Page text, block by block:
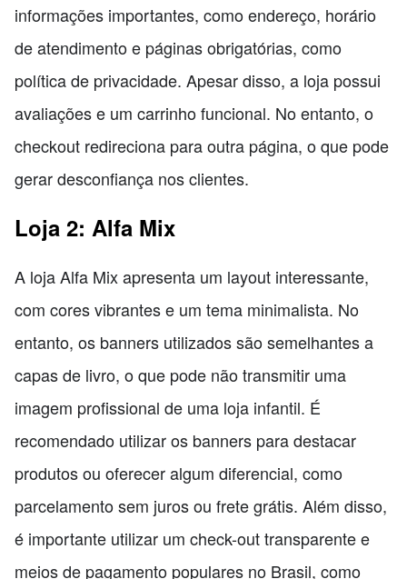
informações importantes, como endereço, horário
de atendimento e páginas obrigatórias, como
política de privacidade. Apesar disso, a loja possui
avaliações e um carrinho funcional. No entanto, o
checkout redireciona para outra página, o que pode
gerar desconfiança nos clientes.
Loja 2: Alfa Mix
A loja Alfa Mix apresenta um layout interessante,
com cores vibrantes e um tema minimalista. No
entanto, os banners utilizados são semelhantes a
capas de livro, o que pode não transmitir uma
imagem profissional de uma loja infantil. É
recomendado utilizar os banners para destacar
produtos ou oferecer algum diferencial, como
parcelamento sem juros ou frete grátis. Além disso,
é importante utilizar um check-out transparente e
meios de pagamento populares no Brasil, como